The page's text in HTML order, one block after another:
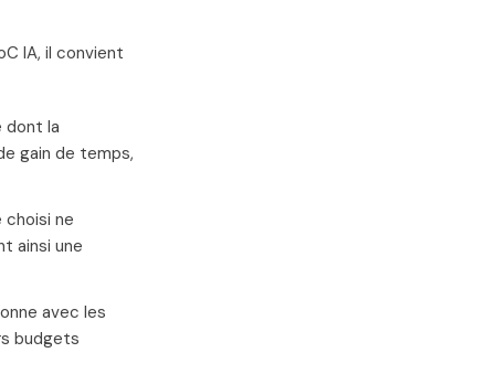
IA, il convient
dont la
gain de temps,
choisi ne
ainsi une
avec les
budgets